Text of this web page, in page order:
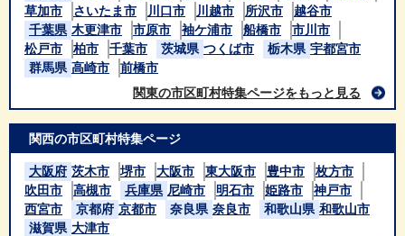
草加市
さいたま市 川口市 川越市 所沢市
越谷市
千葉県 木更津市 市原市 袖ケ浦市 船橋市
市川市
松戸市
柏市 千葉市 茨城県 つくば市 栃木県 宇都宮市
群馬県 高崎市
前橋市
関東の市区町村特集ページをもっと見る
関西の市区町村特集ページ
大阪府 茨木市 堺市 大阪市 東大阪市 豊中市
枚方市
吹田市
高槻市 兵庫県 尼崎市 明石市 姫路市
神戸市
西宮市
京都府 京都市 奈良県 奈良市 和歌山県 和歌山市
滋賀県 大津市